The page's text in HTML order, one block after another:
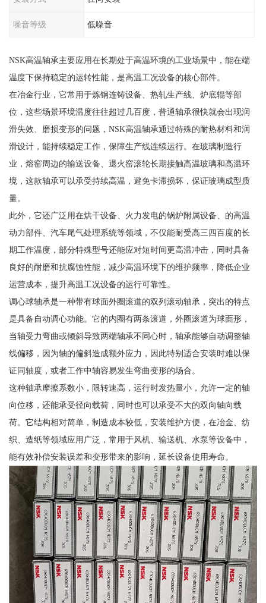
噪音等级 低噪音
NSK高温轴承主要应用在长期处于高温环境的工业场景中，能在端
温度下保持稳定的运转性能，是高温工况设备的核心部件。
在冶金行业，它常用于炼钢连铸设备、热轧生产线、炉底辊等部
位，这些场景环境温度往往超过几百度，普通轴承很快就会出现润
滑失效、磨损变形的问题，NSK高温轴承通过特殊的耐热材料和润
滑设计，能持续稳定工作，保障生产线连续运行。在玻璃制造行
业，熔窑周边的输送设备、退火窑滚轮长期接触高温玻璃和高温环
境，这款轴承可以承受持续高温，避免卡滞损坏，保证玻璃成型质
量。
此外，它还广泛用在烘干设备、火力发电的锅炉附属设备、的高温
动力部件、汽车尾气处理系统等领域，不仅能耐受高三四百度的长
期工作温度，部分特殊型号还能应对短时间更高温冲击，同时具备
良好的耐磨和抗腐蚀性能，减少高温环境下的维护频率，降低企业
运营成本，提升高温工况设备的运行可靠性。
调心球轴承是一种带有球面外圈滚道的双列滚动轴承，突出的特点
是具备自动调心功能。它的内圈有两条滚道，外圈滚道为球面形，
当轴受力弯曲或倾斜导致两端轴承不同心时，轴承能够自动调整轴
线偏移，因为轴的偏斜造成额外应力，因此特别适合安装时难以保
证同轴度，或者工作中轴容易发生弯曲变形的场合。
这种轴承摩擦系数小，限转速高，运行时发热量小，允许一定的轴
向位移，还能承受径向载荷，同时也可以承受不大的双向轴向载
荷。它结构相对简单，制造成本较低，安装维护方便，在冶金、纺
织、造纸等领域应用广泛，常用于风机、输送机、水泵等设备中，
能有效补偿安装误差和变形带来的影响，延长设备使用寿命。